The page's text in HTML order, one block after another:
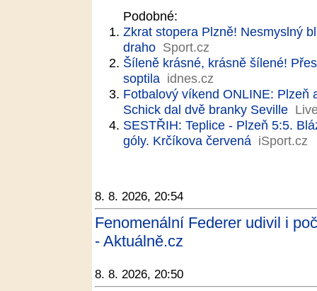
Podobné:
Zkrat stopera Plzně! Nesmyslný
draho Sport.cz
Šíleně krásné, krásně šílené!
soptila idnes.cz
Fotbalový víkend ONLINE: Plzeň
Schick dal dvě branky Seville
SESTŘIH: Teplice - Plzeň 5:5.
góly. Krčíkova červená iSport.cz
8. 8. 2026, 20:54
Fenomenální Federer udivil i
- Aktuálně.cz
8. 8. 2026, 20:50